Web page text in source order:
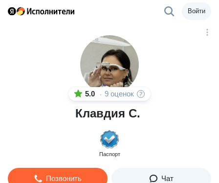
Войти
5.0 · 9 оценок
Клавдия С.
Паспорт
Позвонить Чат